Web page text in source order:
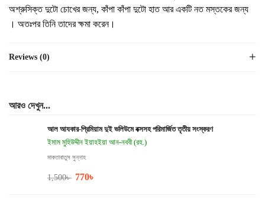
অশ্রুসিক্ত দুটো চোখের জন্য, কাঁপা কাঁপা দুটো হাত আর একটি নত মস্তকের জন্য
। অতঃপর তিনি তাদের ক্ষমা করেন।
Reviews (0)
আরও দেখুন...
আল আযকার-প্রিমিয়াম দুই ভলিউমে বক্সসহ পরিমার্জিত তৃতীয় সংস্করণ
ইমাম মুহিউদ্দীন ইয়াহইয়া আন-নববী (রহ.)
মাকতাবাতুস সুন্নাহ
1,500৳ 770৳